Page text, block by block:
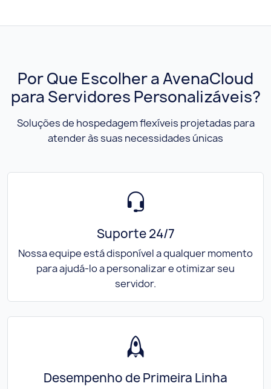
Por Que Escolher a AvenaCloud
para Servidores Personalizáveis?
Soluções de hospedagem flexíveis projetadas para
atender às suas necessidades únicas
Suporte 24/7
Nossa equipe está disponível a qualquer momento
para ajudá-lo a personalizar e otimizar seu
servidor.
Desempenho de Primeira Linha